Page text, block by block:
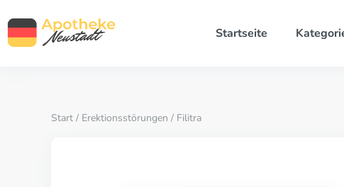
Startseite
Start / Erektionsstörungen / Filitra